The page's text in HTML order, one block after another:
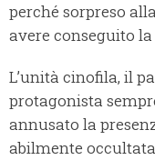
perché sorpreso
avere conseguito
L’unità cinofila, il
protagonista
annusato la
abilmente